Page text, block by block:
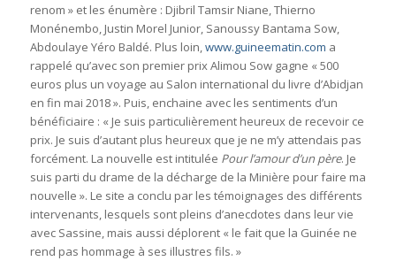
renom » et les énumère : Djibril Tamsir Niane, Thierno
Monénembo, Justin Morel Junior, Sanoussy Bantama Sow,
Abdoulaye Yéro Baldé. Plus loin,www.guineematin.com a
rappelé qu’avec son premier prix Alimou Sow gagne « 500
euros plus un voyage au Salon international du livre d’Abidjan
en fin mai 2018 ». Puis, enchaine avec les sentiments d’un
bénéficiaire : « Je suis particulièrement heureux de recevoir ce
prix. Je suis d’autant plus heureux que je ne m’y attendais pas
forcément. La nouvelle est intitulée Pour l’amour d’un père. Je
suis parti du drame de la décharge de la Minière pour faire ma
nouvelle ». Le site a conclu par les témoignages des différents
intervenants, lesquels sont pleins d’anecdotes dans leur vie
avec Sassine, mais aussi déplorent « le fait que la Guinée ne
rend pas hommage à ses illustres fils. »